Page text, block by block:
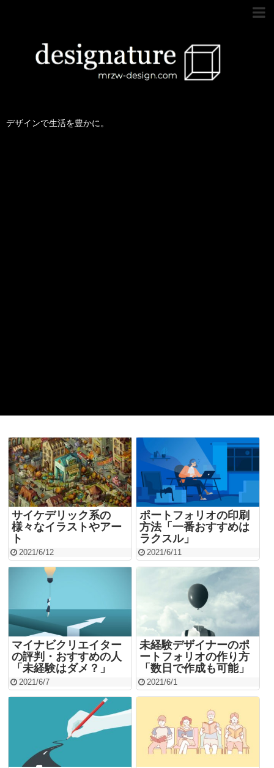
デザインで生活を豊かに。
サイケデリック系の
様々なイラストやアー
ト
2021/6/12
ポートフォリオの印刷
方法「一番おすすめは
ラクスル」
2021/6/11
マイナビクリエイター
の評判・おすすめの人
「未経験はダメ？」
2021/6/7
未経験デザイナーのポ
ートフォリオの作り方
「数日で作成も可能」
2021/6/1